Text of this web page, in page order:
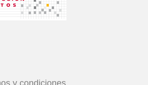
y condiciones